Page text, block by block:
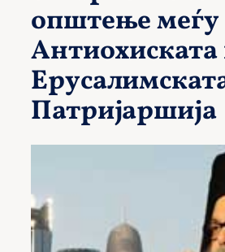
општење меѓу
Антиохиската
Патријаршија